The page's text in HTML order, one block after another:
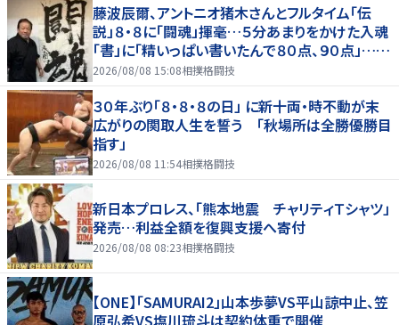
藤波辰爾、アントニオ猪木さんとフルタイム「伝
説」８・８に「闘魂」揮毫…５分あまりをかけた入魂
「書」に「精いっぱい書いたんで８０点、９０点」…
「人間・藤波辰爾展」開催
2026/08/08 15:08相撲格闘技
３０年ぶり「８・８・８の日」 に新十両・時不動が末
広がりの関取人生を誓う 「秋場所は全勝優勝目
指す」
2026/08/08 11:54相撲格闘技
新日本プロレス、「熊本地震 チャリティＴシャツ」
発売…利益全額を復興支援へ寄付
2026/08/08 08:23相撲格闘技
【ONE】「SAMURAI2」山本歩夢VS平山諒中止、笠
原弘希VS塩川琉斗は契約体重で開催